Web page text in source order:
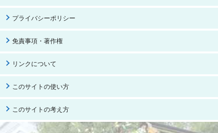
プライバシーポリシー
免責事項・著作権
リンクについて
このサイトの使い方
このサイトの考え方